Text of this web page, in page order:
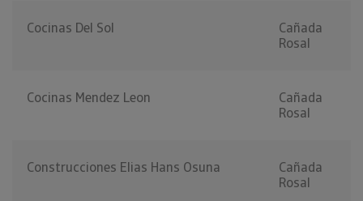
Cocinas Del Sol
Cañada
Rosal
Cocinas Mendez Leon
Cañada
Rosal
Construcciones Elias Hans Osuna
Cañada
Rosal